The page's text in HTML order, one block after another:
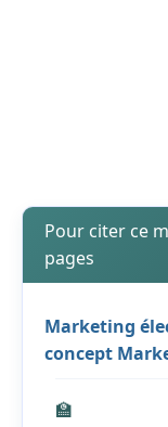
Pour citer ce
pages
Marketing
concept
🏫